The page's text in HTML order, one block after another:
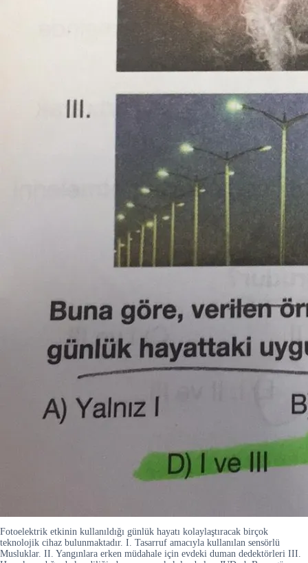
Fotoelektrik etkinin kullanıldığı günlük hayatı kolaylaştıracak birçok
teknolojik cihaz bulunmaktadır. I. Tasarruf amacıyla kullanılan sensörlü
Musluklar. II. Yangınlara erken müdahale için evdeki duman dedektörleri III.